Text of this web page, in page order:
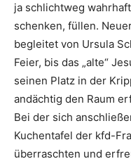
ja schlichtweg
schenken, füllen.
begleitet von Ursula
Feier, bis das „alte“
seinen Platz in der
andächtig den Raum
Bei der sich
Kuchentafel der kfd-
überraschten und